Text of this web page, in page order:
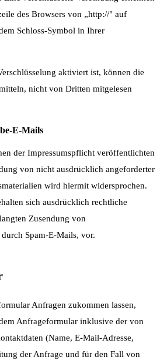
des Browsers von „http://" auf
Schloss-Symbol in Ihrer
aktiviert ist, können die
nicht von Dritten mitgelesen
E-Mails
der Impressumspflicht veröffentlichten
von nicht ausdrücklich angeforderter
wird hiermit widersprochen.
sich ausdrücklich rechtliche
Zusendung von
Spam-E-Mails, vor.
Anfragen zukommen lassen,
Anfrageformular inklusive der von
(Name, E-Mail-Adresse,
der Anfrage und für den Fall von